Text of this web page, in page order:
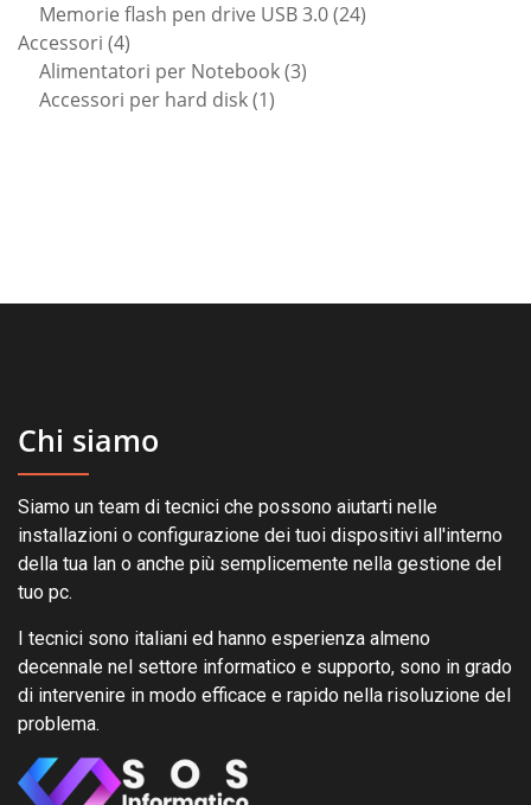
prodotto
Memorie flash pen drive USB 3.0 2424
Accessori 44
prodotti
Alimentatori per Notebook 33
Accessori per hard disk 11
Chi siamo
Siamo un team di tecnici che possono aiutarti nelle
installazioni o configurazione dei tuoi dispositivi all'interno
della tua lan o anche più semplicemente nella gestione del
tuo pc.
I tecnici sono italiani ed hanno esperienza almeno
decennale nel settore informatico e supporto, sono in grado
di intervenire in modo efficace e rapido nella risoluzione del
problema.